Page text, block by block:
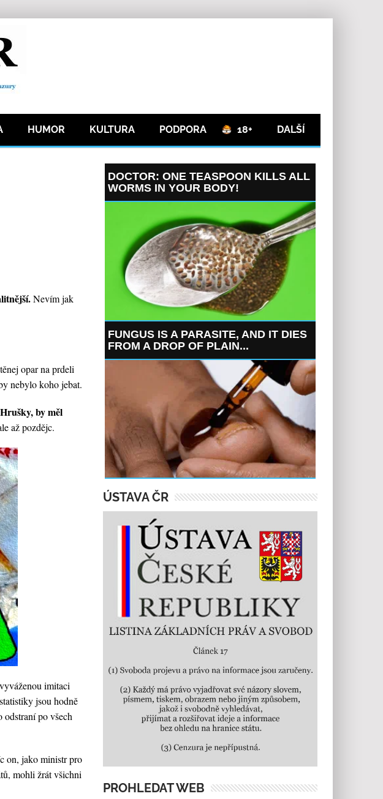
HUMOR KULTURA PODPORA 18+ DALŠÍ
Nevím jak
opar na prdeli
nebylo koho jebat.
by měl
až pozdějc.
imitaci
jsou hodně
po všech
on, jako ministr pro
mohli žrát všichni
DOCTOR: ONE TEASPOON KILLS ALL
WORMS IN YOUR BODY!
FUNGUS IS A PARASITE, AND IT DIES
FROM A DROP OF PLAIN...
ÚSTAVA ČR
PROHLEDAT WEB